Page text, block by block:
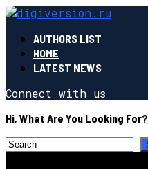
AUTHORS LIST
HOME
LATEST NEWS
Connect with us
Hi, What Are You Looking For?